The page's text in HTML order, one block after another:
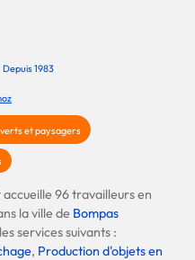
Depuis 1983
et paysagers
96 travailleurs en
la ville de Bompas
services suivants :
, Production d'objets en